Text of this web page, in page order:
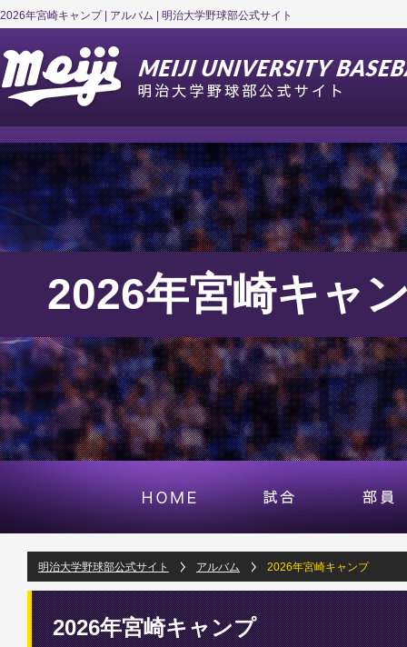
2026年宮崎キャンプ | アルバム | 明治大学野球部公式サイト
2026年宮崎キャ
明治大学野球部公式サイト アルバム 2026年宮崎キャンプ
2026年宮崎キャンプ